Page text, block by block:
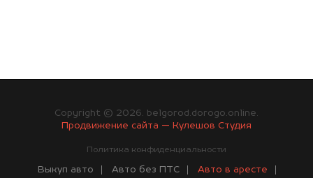
Copyright © 2026. belgorod.dorogo.online.
Продвижение сайта — Кулешов Студия
Политика конфиденциальности
Выкуп авто Авто без ПТС Авто в аресте